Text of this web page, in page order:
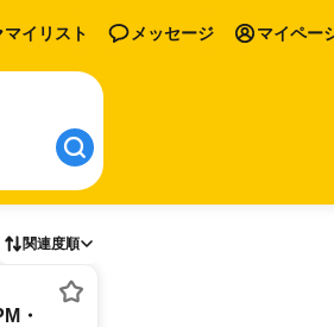
マイリスト メッセージ マイペー
関連度順
・